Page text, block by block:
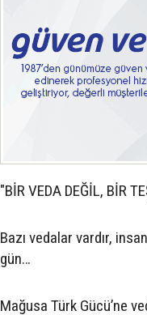
"BİR VEDA DEĞİL, BİR
Bazı vedalar vardır,
gün…
Mağusa Türk Gücü’ne